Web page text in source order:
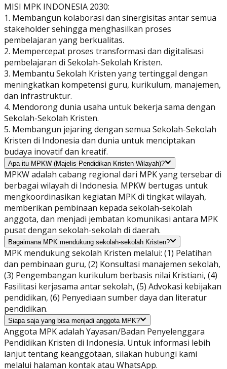
MISI MPK INDONESIA 2030:
1. Membangun kolaborasi dan sinergisitas antar semua
stakeholder sehingga menghasilkan proses
pembelajaran yang berkualitas.
2. Mempercepat proses transformasi dan digitalisasi
pembelajaran di Sekolah-Sekolah Kristen.
3. Membantu Sekolah Kristen yang tertinggal dengan
meningkatkan kompetensi guru, kurikulum, manajemen,
dan infrastruktur.
4. Mendorong dunia usaha untuk bekerja sama dengan
Sekolah-Sekolah Kristen.
5. Membangun jejaring dengan semua Sekolah-Sekolah
Kristen di Indonesia dan dunia untuk menciptakan
budaya inovatif dan kreatif.
Apa itu MPKW (Majelis Pendidikan Kristen Wilayah)?
MPKW adalah cabang regional dari MPK yang tersebar di
berbagai wilayah di Indonesia. MPKW bertugas untuk
mengkoordinasikan kegiatan MPK di tingkat wilayah,
memberikan pembinaan kepada sekolah-sekolah
anggota, dan menjadi jembatan komunikasi antara MPK
pusat dengan sekolah-sekolah di daerah.
Bagaimana MPK mendukung sekolah-sekolah Kristen?
MPK mendukung sekolah Kristen melalui: (1) Pelatihan
dan pembinaan guru, (2) Konsultasi manajemen sekolah,
(3) Pengembangan kurikulum berbasis nilai Kristiani, (4)
Fasilitasi kerjasama antar sekolah, (5) Advokasi kebijakan
pendidikan, (6) Penyediaan sumber daya dan literatur
pendidikan.
Siapa saja yang bisa menjadi anggota MPK?
Anggota MPK adalah Yayasan/Badan Penyelenggara
Pendidikan Kristen di Indonesia. Untuk informasi lebih
lanjut tentang keanggotaan, silakan hubungi kami
melalui halaman kontak atau WhatsApp.